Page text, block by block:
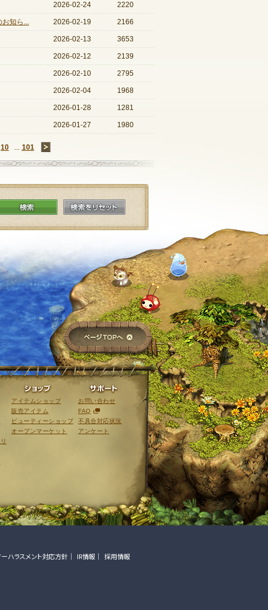
2026-02-24 2220
お知ら... 2026-02-19 2166
2026-02-13 3653
2026-02-12 2139
2026-02-10 2795
2026-02-04 1968
2026-01-28 1281
2026-01-27 1980
10 ... 101
検索 検索をリセット
ページTOPへ
ライブラリ ショップ
アイテムショップ
販売アイテム
ビューティーショップ
オープンマーケット
サポート
お問い合わせ
FAQ
不具合対応状況
アンケート
ーハラスメント対応方針 IR情報
採用情報